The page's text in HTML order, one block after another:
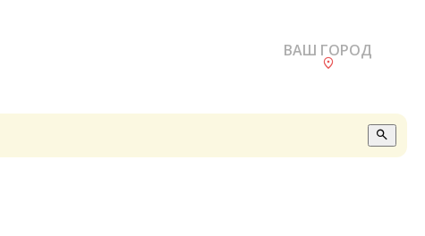
ВАШ ГОРОД